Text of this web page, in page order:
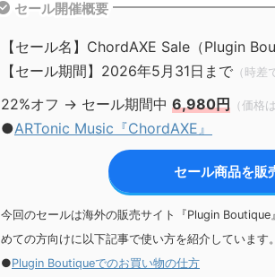
セール開催概要
【セール名】ChordAXE Sale（Plugin
【セール期間】2026年5月31日まで （時
22%オフ → セール期間中 6,980円 （価格
●ARTonic Music『ChordAXE』
セール商品を販
今回のセールは海外の販売サイト『Plugin
めての方向けに以下記事で使い方を紹介しています。
●Plugin Boutiqueでのお買い物の仕方